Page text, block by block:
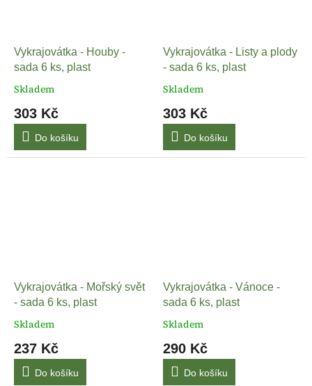
Vykrajovátka - Houby -
sada 6 ks, plast
Skladem
303 Kč
Do košíku
Vykrajovátka - Listy a plody
- sada 6 ks, plast
Skladem
303 Kč
Do košíku
Vykrajovátka - Mořský svět
- sada 6 ks, plast
Skladem
237 Kč
Do košíku
Vykrajovátka - Vánoce -
sada 6 ks, plast
Skladem
290 Kč
Do košíku